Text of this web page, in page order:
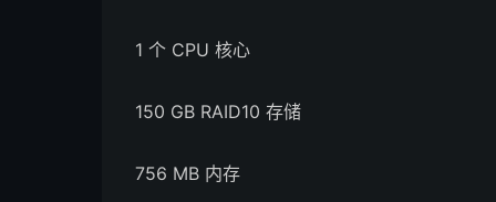
1 个 CPU 核心
150 GB RAID10 存储
756 MB 内存